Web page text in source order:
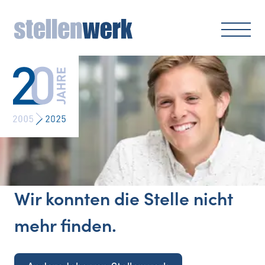
Wir konnten die Stelle nicht
mehr finden.